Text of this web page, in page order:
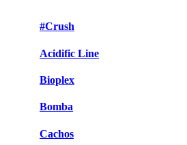
#Crush
Acidific Line
Bioplex
Bomba
Cachos